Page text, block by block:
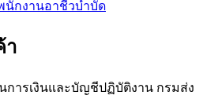
นักงานอาชีวบำบัด
า
การเงินและบัญชีปฏิบัติงาน กรมส่ง